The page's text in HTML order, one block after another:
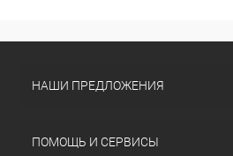
НАШИ ПРЕДЛОЖЕНИЯ
ПОМОЩЬ И СЕРВИСЫ